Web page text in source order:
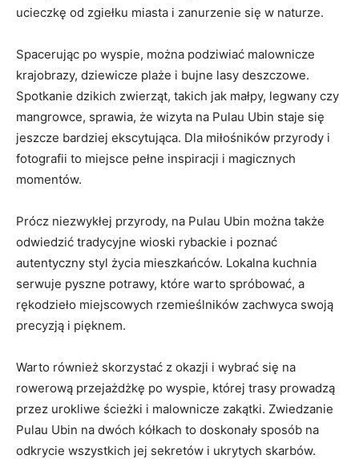
ucieczkę ‍od zgiełku⁣ miasta⁢ i zanurzenie się w naturze.
Spacerując po wyspie, można podziwiać⁢ malownicze
krajobrazy,​ dziewicze plaże i​ bujne lasy deszczowe.
Spotkanie dzikich zwierząt, takich jak⁢ małpy,⁤ legwany ⁣czy
mangrowce, sprawia, że wizyta na Pulau Ubin staje się⁢
jeszcze bardziej ​ekscytująca. Dla miłośników przyrody i
‍fotografii to ⁣miejsce pełne inspiracji i magicznych
momentów.
Prócz niezwykłej przyrody, na Pulau Ubin ⁢można także‍
odwiedzić​ tradycyjne wioski‌ rybackie ⁣i⁤ poznać
autentyczny​ styl życia mieszkańców. Lokalna kuchnia
‌serwuje ⁤pyszne potrawy, które warto spróbować,‍ a
‌rękodzieło miejscowych rzemieślników zachwyca swoją
precyzją i ⁤pięknem.
Warto również skorzystać z ⁤okazji i wybrać ⁣się na
rowerową przejażdżkę ‌po⁣ wyspie, której trasy prowadzą
przez urokliwe ścieżki⁤ i ⁤malownicze zakątki. Zwiedzanie
Pulau⁤ Ubin na ‌dwóch kółkach to ‍doskonały sposób na
odkrycie​ wszystkich ⁢jej sekretów⁢ i ukrytych skarbów.